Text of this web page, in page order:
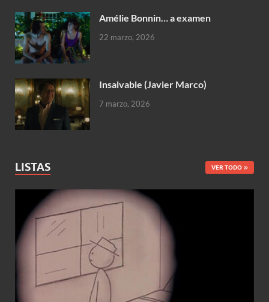
Amélie Bonnin… a examen
22 marzo, 2026
Insalvable (Javier Marco)
7 marzo, 2026
LISTAS VER TODO